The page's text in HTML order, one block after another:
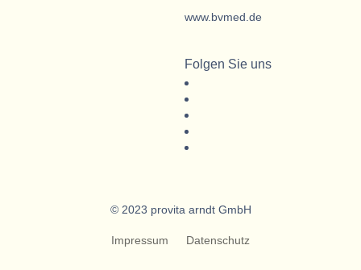
www.bvmed.de
Folgen Sie uns
© 2023 provita arndt GmbH
Impressum Datenschutz